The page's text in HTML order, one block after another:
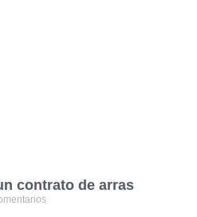
contrato de arras